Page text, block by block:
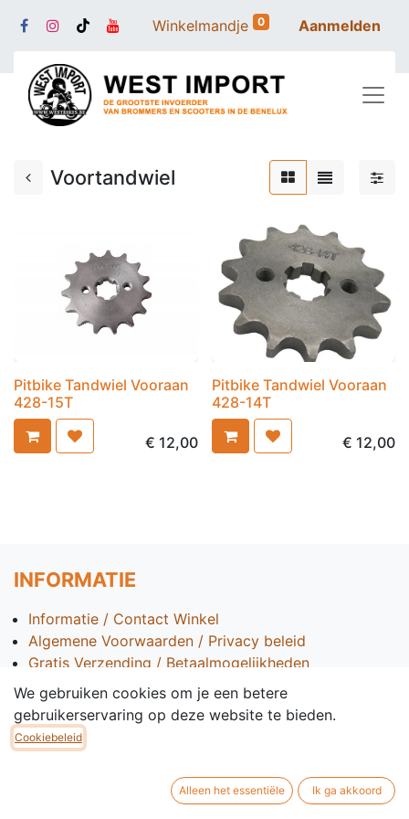
Winkelmandje 0 Aanmelden
Voortandwiel
Pitbike Tandwiel Vooraan
428-15T
€ 12,00
Pitbike Tandwiel Vooraan
428-14T
€ 12,00
INFORMATIE
Informatie / Contact Winkel
Algemene Voorwaarden / Privacy beleid
Gratis Verzending / Betaalmogelijkheden
B2B Informatie
BTW Informatie
Veelgestelde Vragen
Wintertips
Stasegemsesteenweg 1 GIK,
8500 Kortrijk, West-Vlaanderen (BE)
We gebruiken cookies om je een betere
gebruikerservaring op deze website te bieden.
Cookiebeleid
Alleen het essentiële Ik ga akkoord